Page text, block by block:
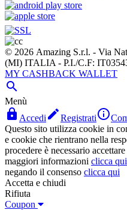
© 2026 Amazing S.r.l. - Via
(MI) ITALIA - P.I./C.F:
MY CASHBACK WALLET

Menù
 Accedi Registrati
Questo sito utilizza cookie in
e cookie che rientrano nella
procedere è necessario
maggiori informazioni clicca qui
negando il consenso clicca qui
Accetta e chiudi
Rifiuta
Coupon